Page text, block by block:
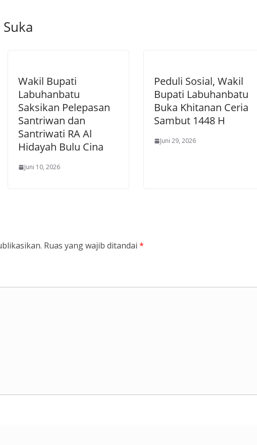
Wakil Bupati
Labuhanbatu
Saksikan Pelepasan
Santriwan dan
Santriwati RA Al
Hidayah Bulu Cina
Juni 10, 2026
Peduli Sosial, Wakil
Bupati Labuhanbatu
Buka Khitanan Ceria
Sambut 1448 H
Juni 29, 2026
Ruas yang wajib ditandai *